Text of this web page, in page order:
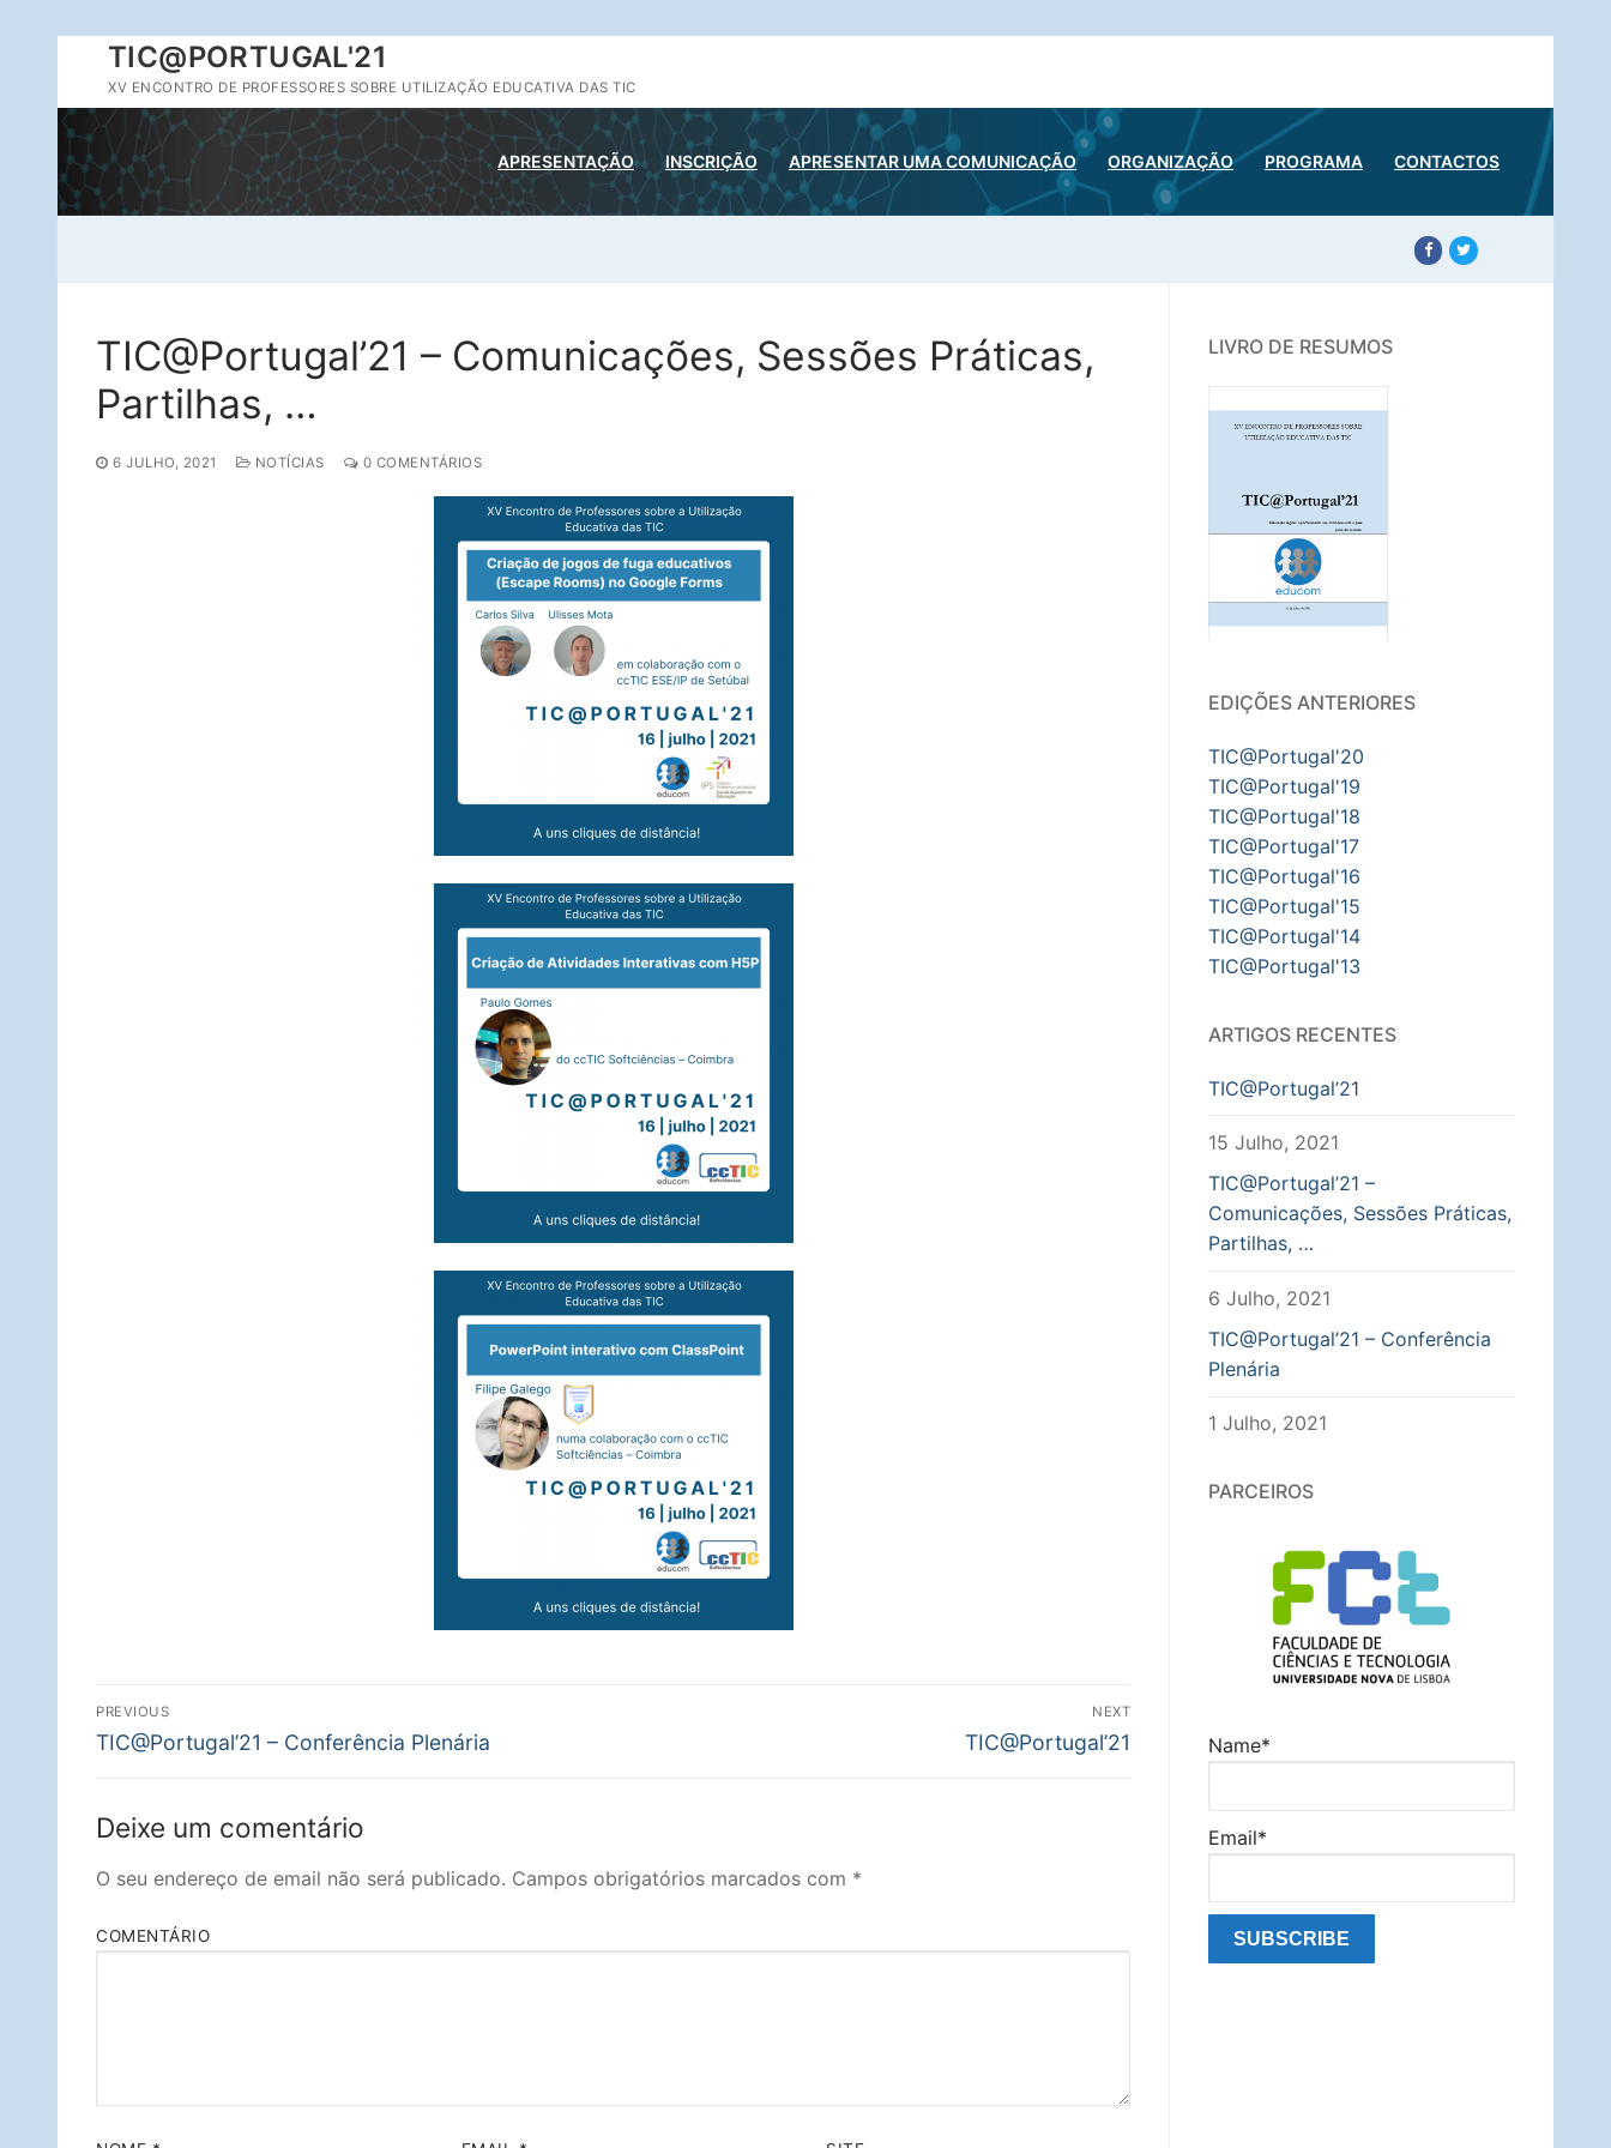
Saltar
conteúdo
TIC@PORTUGAL'21
XV ENCONTRO DE PROFESSORES SOBRE UTILIZAÇÃO EDUCATIVA DAS TIC
APRESENTAÇÃO INSCRIÇÃO APRESENTAR UMA COMUNICAÇÃO ORGANIZAÇÃO PROGRAMA CONTACTOS
TIC@Portugal’21 – Comunicações, Sessões Práticas,
Partilhas, …
6 JULHO, 2021 NOTÍCIAS 0 COMENTÁRIOS
Navegação
de
PREVIOUS
Previous
TIC@Portugal’21 – Conferência Plenária
NEXT
Next
TIC@Portugal’21
Deixe um comentário
O seu endereço de email não será publicado. Campos obrigatórios marcados com *
COMENTÁRIO
LIVRO DE RESUMOS
EDIÇÕES ANTERIORES
TIC@Portugal'20
TIC@Portugal'19
TIC@Portugal'18
TIC@Portugal'17
TIC@Portugal'16
TIC@Portugal'15
TIC@Portugal'14
TIC@Portugal'13
ARTIGOS RECENTES
TIC@Portugal’21
15 Julho, 2021
TIC@Portugal’21 –
Comunicações, Sessões Práticas,
Partilhas, …
6 Julho, 2021
TIC@Portugal’21 – Conferência
Plenária
1 Julho, 2021
PARCEIROS
Name*
Email*